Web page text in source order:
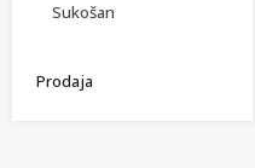
Sukošan
Prodaja